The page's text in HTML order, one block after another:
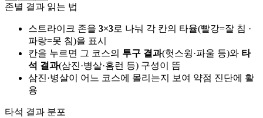
존별 결과 읽는 법
스트라이크 존을 3×3로 나눠 각 칸의 타율(빨강=잘 침 ·
파랑=못 침)을 표시
칸을 누르면 그 코스의 투구 결과(헛스윙·파울 등)와 타
석 결과(삼진·병살·홈런 등) 구성이 뜸
삼진·병살이 어느 코스에 몰리는지 보여 약점 진단에 활
용
타석 결과 분포